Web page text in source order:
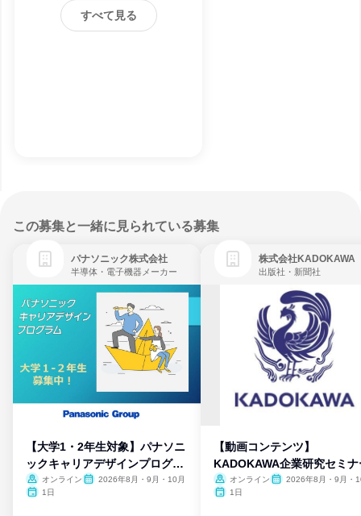
すべて見る
この募集と一緒に見られている募集
パナソニック株式会社
半導体・電子機器メーカー
【大学1・2年生対象】パナソニ
ックキャリアデザインプログラ
ム
オンライン
2026年8月・9月・10月
1日
株式会社KADOKAWA
出版社・新聞社
【動画コンテンツ】
KADOKAWA企業研究セミナ
オンライン
2026年8月・9月・
1日